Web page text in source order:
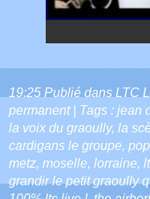
19:25 Publié dans LTC
permanent| Tags : jean
la voix du graoully, la
cardigans le groupe,
metz, moselle, lorraine,
grandir le petit graoully